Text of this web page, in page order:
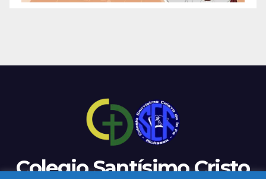
Colegio Santísimo Cristo